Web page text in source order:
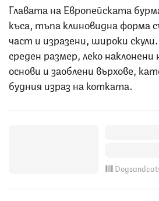
Главата на Европейската
къса, тъпа клиновидна форма
част и изразени, широки
среден размер, леко
основи и заоблени върхове,
будния израз на котката.